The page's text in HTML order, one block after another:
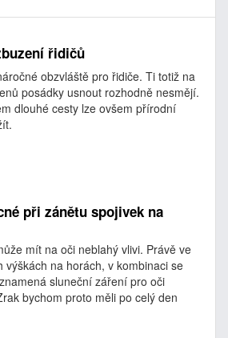
řidičů
obzvláště pro řidiče. Ti totiž na
posádky usnout rozhodně nesmějí.
dlouhé cesty lze ovšem přírodní
při zánětu spojivek na
mít na oči neblahý vlivi. Právě ve
výškách na horách, v kombinaci se
sluneční záření pro oči
bychom proto měli po celý den